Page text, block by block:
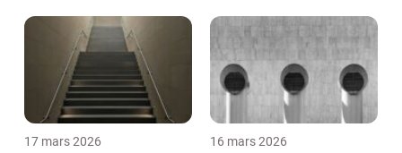
17 mars 2026 16 mars 2026